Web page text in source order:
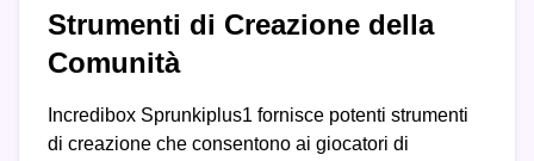
Strumenti di Creazione della
Comunità
Incredibox Sprunkiplus1 fornisce potenti strumenti
di creazione che consentono ai giocatori di